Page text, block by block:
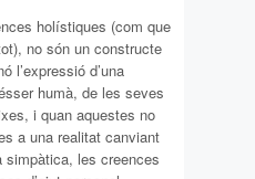
holístiques (com que
no són un constructe
l’expressió d’una
humà, de les seves
i quan aquestes no
a una realitat canviant
simpàtica, les creences